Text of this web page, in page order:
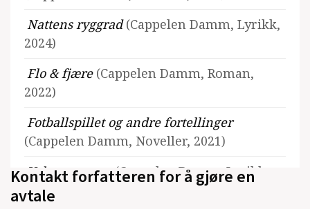
Nattens ryggrad(Cappelen Damm, Lyrikk,
2024)
Flo & fjære (Cappelen Damm, Roman,
2022)
Fotballspillet og andre fortellinger
(Cappelen Damm, Noveller, 2021)
Vekstsesonger(Cappelen Damm, Lyrikk,
2020)
Kontakt forfatteren for å gjøre en
avtale